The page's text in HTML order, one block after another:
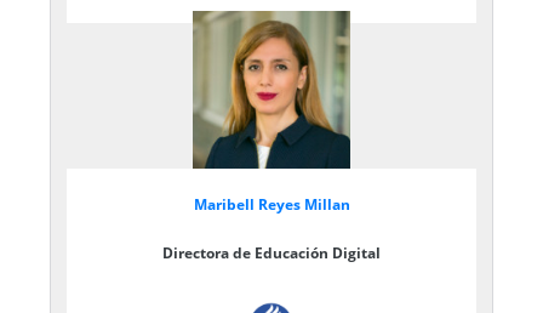
Maribell Reyes Millan
Directora de Educación Digital